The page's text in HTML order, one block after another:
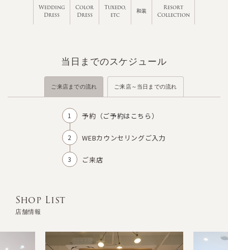
Wedding
Dress
Color
Dress
Tuxedo,
etc
和装
Resort
Collection
当日までのスケジュール
ご来店までの流れ ご来店～当日までの流れ
予約（ご予約はこちら）
WEBカウンセリングご入力
ご来店
Shop List
店舗情報